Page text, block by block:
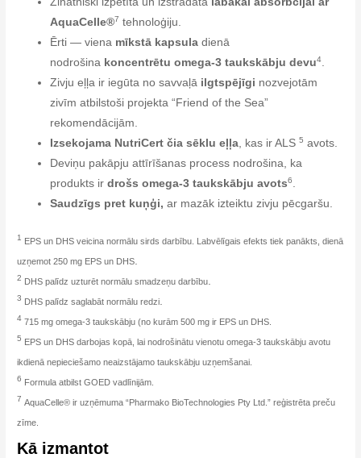
AquaCelle®7 tehnoloģiju.
Ērti — viena mīkstā kapsula dienā
nodrošina koncentrētu omega-3 taukskābju devu4.
Zivju eļļa ir iegūta no savvaļā ilgtspējīgi nozvejotām
zivīm atbilstoši projekta “Friend of the Sea”
rekomendācijām.
Izsekojama NutriCert čia sēklu eļļa, kas ir ALS5 avots.
Deviņu pakāpju attīrīšanas process nodrošina, ka
produkts irdrošs omega-3 taukskābju avots6.
Saudzīgs pret kuņģi, ar mazāk izteiktu zivju pēcgaršu.
1 EPS un DHS veicina normālu sirds darbību. Labvēlīgais efekts tiek panākts, dienā
uzņemot 250 mg EPS un DHS
2 DHS palīdz uzturēt normālu smadzeņu darbību
3 DHS palīdz saglabāt normālu redzi
4715 mg omega-3 taukskābju (no kurām 500 mg ir EPS un DHS.
5 EPS un DHS darbojas kopā, lai nodrošinātu vienotu omega-3 taukskābju avotu
ikdienā nepieciešamo neaizstājamo taukskābju uzņemšanai.
6 Formula atbilst GOED vadlīnijām.
7 AquaCelle® ir uzņēmuma “Pharmako BioTechnologies Pty Ltd.” reģistrēta preču
zīme.
Kā izmantot